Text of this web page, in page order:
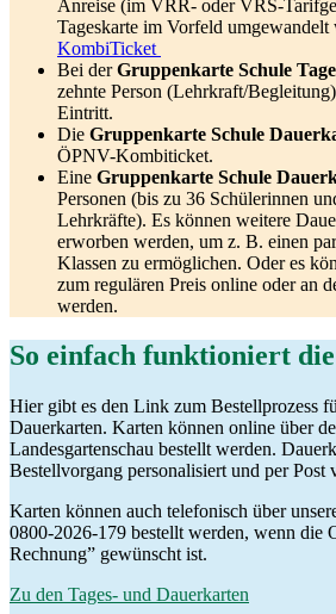
Anreise (im VRR- oder VRS-
Tageskarte im Vorfeld umgewandelt
KombiTicket
Bei derGruppenkarte Schule
zehnte Person (Lehrkraft/
Eintritt.
Die Gruppenkarte Schule
ÖPNV-Kombiticket.
Eine Gruppenkarte Schule
Personen (bis zu 36 Schülerinnen
Lehrkräfte). Es können weitere
erworben werden, um z. B. einen
Klassen zu ermöglichen. Oder es
zum regulären Preis online oder an
werden.
So einfach funktioniert
Hier gibt es den Link zum Bestellprozess
Dauerkarten. Karten können online über
Landesgartenschau bestellt werden.
Bestellvorgang personalisiert und per Post
Karten können auch telefonisch über
0800-2026-179 bestellt werden, wenn die
Rechnung” gewünscht ist.
Zu den Tages- und Dauerkarten